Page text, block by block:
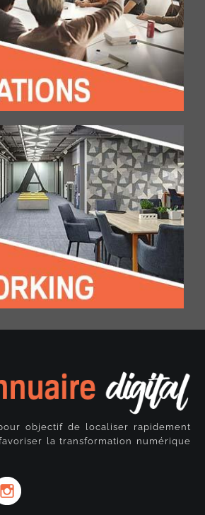
objectif de localiser rapidement
la transformation numérique